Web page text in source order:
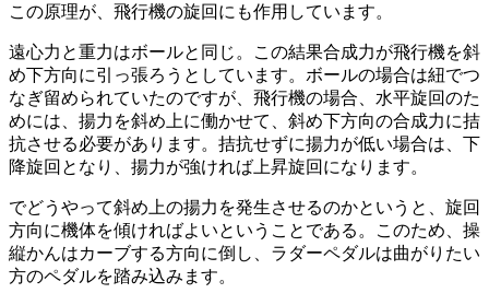
この原理が、飛行機の旋回にも作用しています。
遠心力と重力はボールと同じ。この結果合成力が飛行機を斜
め下方向に引っ張ろうとしています。ボールの場合は紐でつ
なぎ留められていたのですが、飛行機の場合、水平旋回のた
めには、揚力を斜め上に働かせて、斜め下方向の合成力に拮
抗させる必要があります。拮抗せずに揚力が低い場合は、下
降旋回となり、揚力が強ければ上昇旋回になります。
でどうやって斜め上の揚力を発生させるのかというと、旋回
方向に機体を傾ければよいということである。このため、操
縦かんはカーブする方向に倒し、ラダーペダルは曲がりたい
方のペダルを踏み込みます。